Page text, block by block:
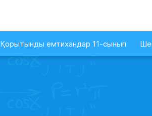
Қорытынды емтихандар 11-сынып